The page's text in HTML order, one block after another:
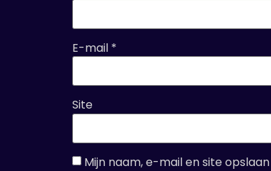
E-mail *
Site
Mijn naam, e-mail en site